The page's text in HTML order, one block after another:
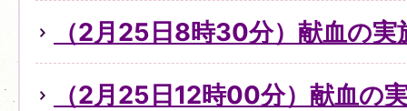
（2月25日8時30分）献血の
（2月25日12時00分）献血の